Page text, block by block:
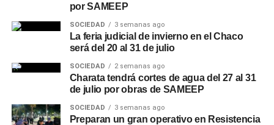
por SAMEEP
SOCIEDAD 3 semanas ago
La feria judicial de invierno en el Chaco
será del 20 al 31 de julio
SOCIEDAD 2 semanas ago
Charata tendrá cortes de agua del 27 al 31
de julio por obras de SAMEEP
SOCIEDAD 3 semanas ago
Preparan un gran operativo en Resistencia